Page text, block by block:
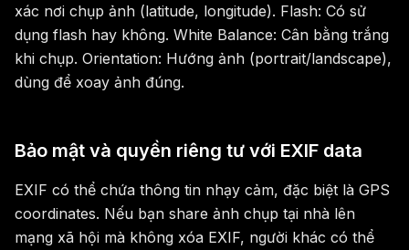
xác nơi chụp ảnh (latitude, longitude). Flash: Có sử
dụng flash hay không. White Balance: Cân bằng trắng
khi chụp. Orientation: Hướng ảnh (portrait/landscape),
dùng để xoay ảnh đúng.
Bảo mật và quyền riêng tư với EXIF data
EXIF có thể chứa thông tin nhạy cảm, đặc biệt là GPS
coordinates. Nếu bạn share ảnh chụp tại nhà lên
mạng xã hội mà không xóa EXIF, người khác có thể